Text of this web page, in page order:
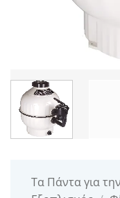
Τα Πάντα για